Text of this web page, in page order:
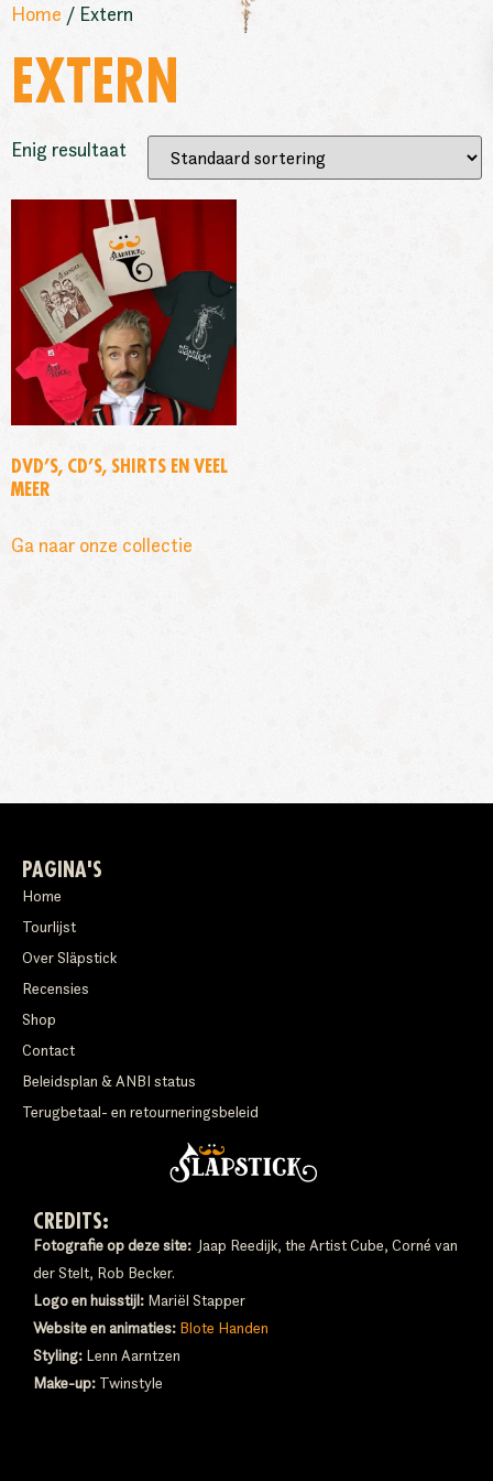
Home / Extern
EXTERN
Enig resultaat
DVD’S, CD’S, SHIRTS EN VEEL
MEER
Ga naar onze collectie
PAGINA'S
Home
Tourlijst
Over Släpstick
Recensies
Shop
Contact
Beleidsplan & ANBI status
Terugbetaal- en retourneringsbeleid
CREDITS:
Fotografie op deze site: Jaap Reedijk, the Artist Cube, Corné van
der Stelt, Rob Becker.
Logo en huisstijl: Mariël Stapper
Website en animaties: Blote Handen
Styling: Lenn Aarntzen
Make-up: Twinstyle